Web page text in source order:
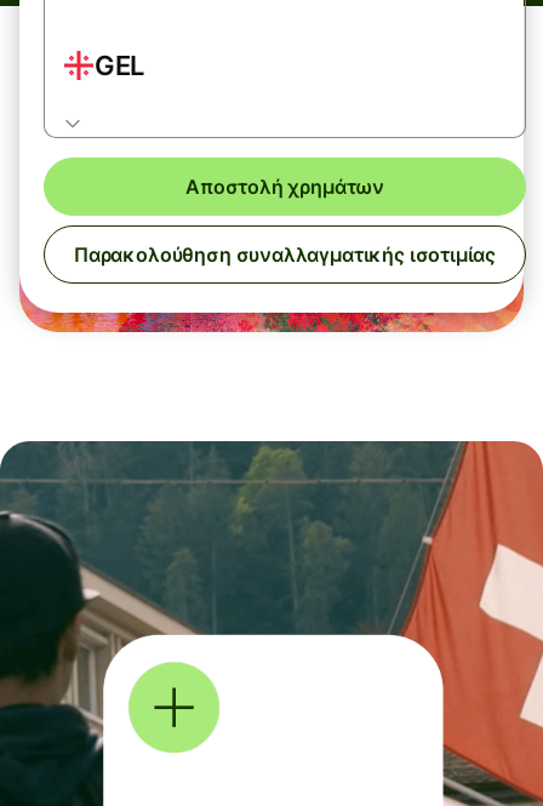
GEL
Αποστολή χρημάτων
Παρακολούθηση συναλλαγματικής ισοτιμίας